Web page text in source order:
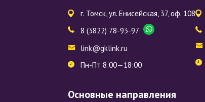
г. Томск, ул. Енисейская, 37, оф. 108
8 (3822) 78-93-97
link@gklink.ru
Пн-Пт 8:00—18:00
Основные направления